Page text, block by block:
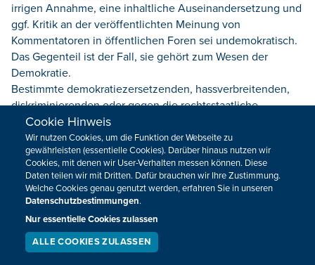
irrigen Annahme, eine inhaltliche Auseinandersetzung und
ggf. Kritik an der veröffentlichten Meinung von
Kommentatoren in öffentlichen Foren sei undemokratisch.
Das Gegenteil ist der Fall, sie gehört zum Wesen der
Demokratie.
Bestimmte demokratiezersetzenden, hassverbreitenden,
diskriminierenden oder gegen die rechtsstaatliche
Ordnung gerichteteten Kommentare sowie die Verbreitung
von Verschwörungstheorien verlangen (!) - ja, auch zur
Verteidigung der „offenen Gesellschaft“ - nach Gegenrede
(Hatespeech - Counterspeech).
Dass ihnen dies zuwider ist kann ich verstehen. Schließlich
sind sie - legitimerweise - bekennender Anhänger von
Vladimir Putin.
P.S. KEINER (außer den Moderatoren-sorry) MUSS meine
Kommentare lesen. Auch Sie nicht.
Cookie Hinweis
Wir nutzen Cookies, um die Funktion der Webseite zu
gewährleisten (essentielle Cookies). Darüber hinaus nutzen wir
Cookies, mit denen wir User-Verhalten messen können. Diese
Daten teilen wir mit Dritten. Dafür brauchen wir Ihre Zustimmung.
Welche Cookies genau genutzt werden, erfahren Sie in unseren
Datenschutzbestimmungen.
Nur essentielle Cookies zulassen
ALLE COOKIES ZULASSEN
LIVESTREAM